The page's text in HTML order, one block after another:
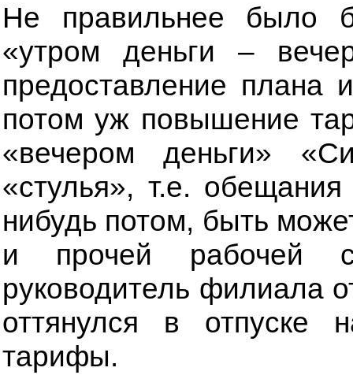
Не правильнее было
«утром деньги –
предоставление плана
потом уж повышение
«вечером деньги»
«стулья», т.е.
нибудь потом, быть
и прочей рабочей
руководитель филиала
оттянулся в
тарифы.